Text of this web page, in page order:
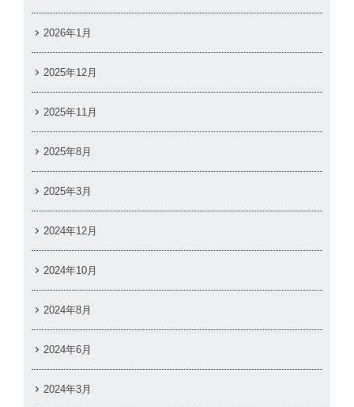
2026年1月
2025年12月
2025年11月
2025年8月
2025年3月
2024年12月
2024年10月
2024年8月
2024年6月
2024年3月